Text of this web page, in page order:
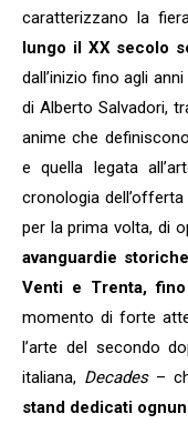
caratterizzano la
lungo il XX secolo
dall’inizio fino agli
di Alberto Salvadori,
anime che definiscono
e quella legata
cronologia
per la prima volta, di
avanguardie
Venti e Trenta,
momento di forte
l’arte del secondo
italiana, Decades–
stand dedicati